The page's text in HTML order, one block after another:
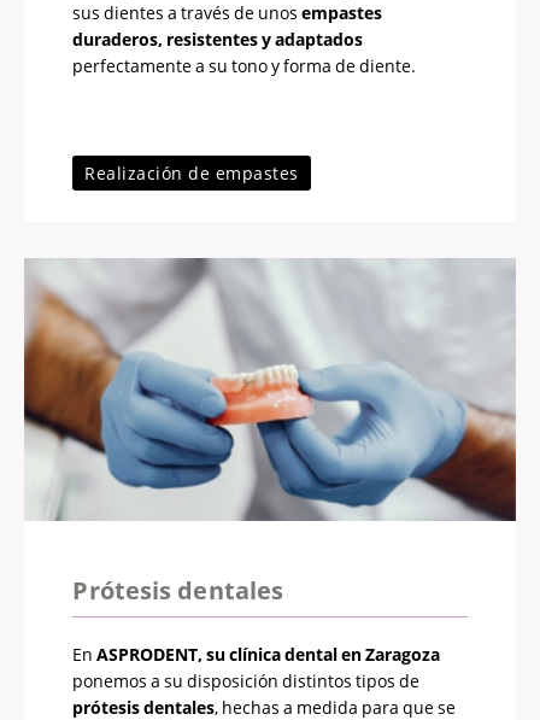
sus dientes a través de unosempastes
duraderos, resistentes y adaptados
perfectamente a su tono y forma de diente.
Realización de empastes
Prótesis dentales
EnASPRODENT, su clínica dental en Zaragoza
ponemos a su disposición distintos tipos de
prótesis dentales, hechas a medida para que se